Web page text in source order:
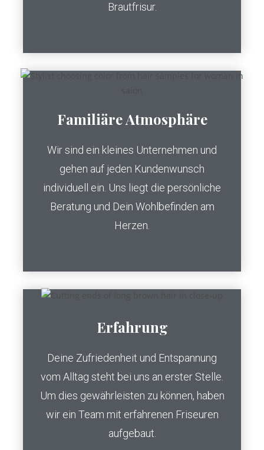
Brautfrisur.
Familiäre Atmosphäre
Wir sind ein kleines Unternehmen und
gehen auf jeden Kundenwunsch
individuell ein. Uns liegt die persönliche
Beratung und Dein Wohlbefinden am
Herzen.
Erfahrung
Deine Zufriedenheit und Entspannung
vom Alltag steht bei uns an erster Stelle.
Um dies gewährleisten zu können, haben
wir ein Team mit erfahrenen Friseuren
aufgebaut.